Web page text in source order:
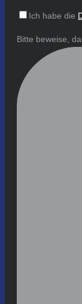
Ich habe die
Bitte beweise,